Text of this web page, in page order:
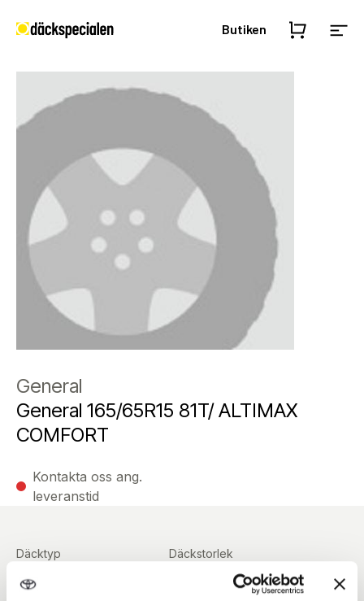
Butiken
General
General 165/65R15 81T/ ALTIMAX
COMFORT
Kontakta oss ang.
leveranstid
Däcktyp Däckstorlek
165/65 R 15 ArrayArray
Art nummer